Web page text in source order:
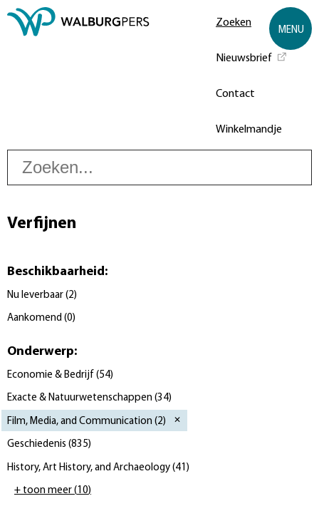
Zoeken
Nieuwsbrief
Contact
Winkelmandje
MENU
Verfijnen
Beschikbaarheid:
Nu leverbaar (2)
Aankomend (0)
Onderwerp:
Economie & Bedrijf (54)
Exacte & Natuurwetenschappen (34)
Film, Media, and Communication (2)
Geschiedenis (835)
History, Art History, and Archaeology (41 )
+ toon meer (10)